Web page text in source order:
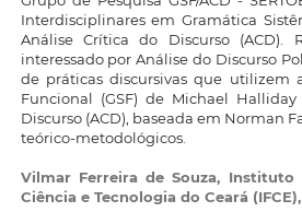
Interdisciplinares em Gramática
Análise Crítica do Discurso (ACD).
interessado por Análise do Discurso
de práticas discursivas que utilizem
Funcional (GSF) de Michael
Discurso (ACD), baseada em Norman
teórico-metodológicos.
Vilmar Ferreira de Souza, Instituto
Ciência e Tecnologia do Ceará